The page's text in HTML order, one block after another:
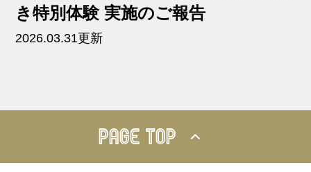
き特別体験 実施のご報告
2026.03.31更新
PAGE TOP